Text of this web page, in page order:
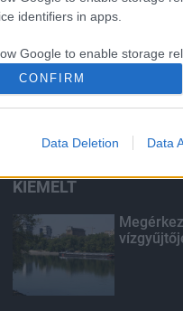
identifiers in apps.
Google to enable storage
Google to enable storage
Google to enable storage
CONFIRM
Data Deletion Data
KIEMELT